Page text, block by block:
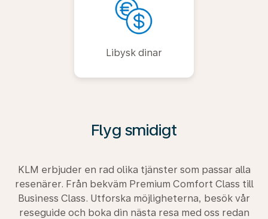
Libysk dinar
Flyg smidigt
KLM erbjuder en rad olika tjänster som passar alla
resenärer. Från bekväm Premium Comfort Class till
Business Class. Utforska möjligheterna, besök vår
reseguide och boka din nästa resa med oss redan